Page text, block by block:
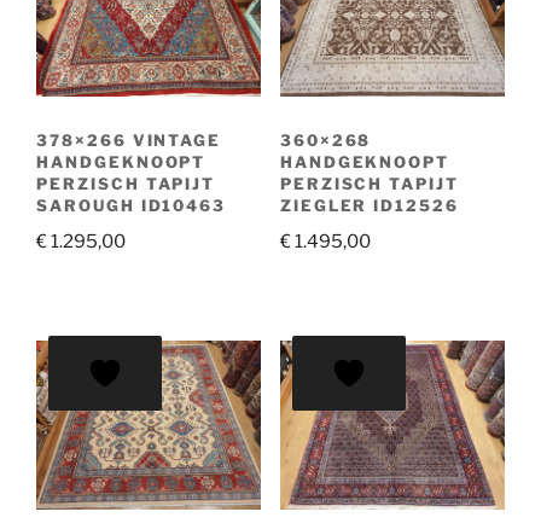
378×266 VINTAGE
HANDGEKNOOPT
PERZISCH TAPIJT
SAROUGH ID10463
€1.295,00
360×268
HANDGEKNOOPT
PERZISCH TAPIJT
ZIEGLER ID12526
€1.495,00